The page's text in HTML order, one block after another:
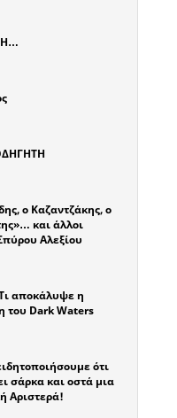
ο Καζαντζάκης, ο
και άλλοι
Αλεξίου
αποκάλυψε η
του Dark Waters
ότι
σάρκα και οστά μια
Αριστερά!